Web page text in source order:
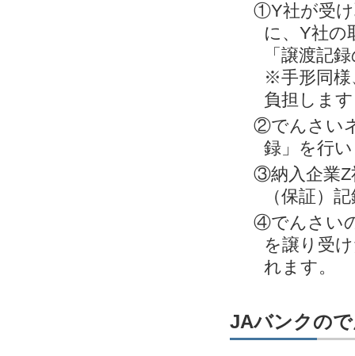
①Y社が受け
に、Y社の
「譲渡記
※手形同様
負担しま
②でんさい
録」を行
③納入企業Z
（保証）
④でんさい
を譲り受
れます。
JAバンクの